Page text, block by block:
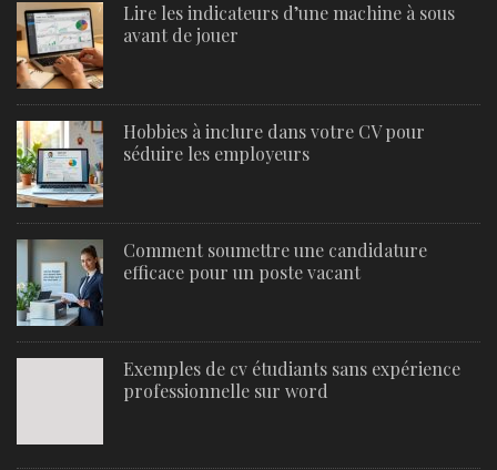
Lire les indicateurs d’une machine à sous
avant de jouer
Hobbies à inclure dans votre CV pour
séduire les employeurs
Comment soumettre une candidature
efficace pour un poste vacant
Exemples de cv étudiants sans expérience
professionnelle sur word